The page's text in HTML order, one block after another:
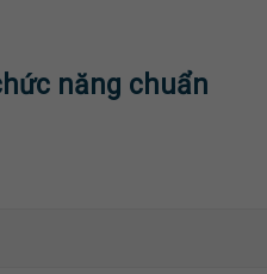
năng chuẩn